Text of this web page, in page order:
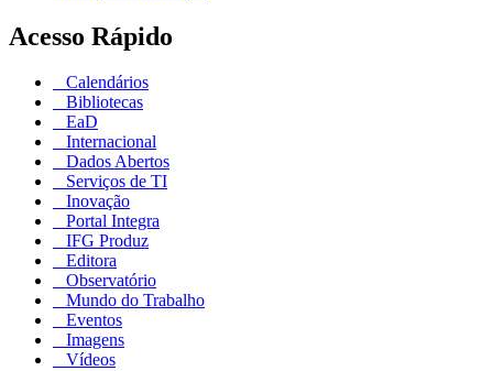
Acesso Rápido
Calendários
Bibliotecas
EaD
Internacional
Dados Abertos
Serviços de TI
Inovação
Portal Integra
IFG Produz
Editora
Observatório
Mundo do Trabalho
Eventos
Imagens
Vídeos